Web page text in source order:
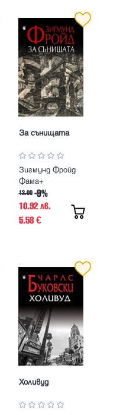
За сънищата
Зигмунд Фройд
Фама+
12.00 -9%
10.92 лв.
5.58€
Холивуд